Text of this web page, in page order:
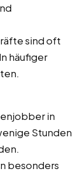
sind oft
häufiger
in
Stunden
besonders